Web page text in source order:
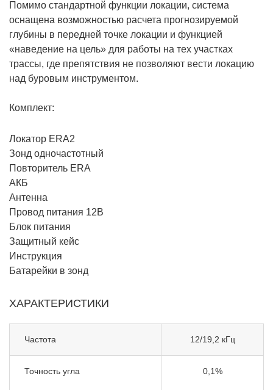
Помимо стандартной функции локации, система
оснащена возможностью расчета прогнозируемой
глубины в передней точке локации и функцией
«наведение на цель» для работы на тех участках
трассы, где препятствия не позволяют вести локацию
над буровым инструментом.
Комплект:
Локатор ERA2
Зонд одночастотный
Повторитель ERA
АКБ
Антенна
Провод питания 12В
Блок питания
Защитный кейс
Инструкция
Батарейки в зонд
ХАРАКТЕРИСТИКИ
Частота 12/19,2 кГц
Точность угла 0,1%